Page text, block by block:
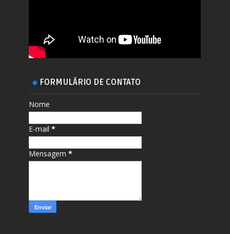
FORMULÁRIO DE CONTATO
Nome
E-mail*
Mensagem*